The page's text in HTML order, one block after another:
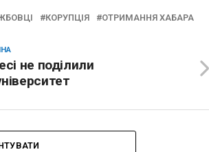
КОРУПЦІЯ ОТРИМАННЯ ХАБАРА
не поділили